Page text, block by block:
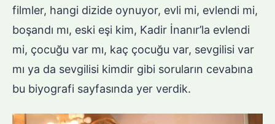
filmler, hangi dizide oynuyor, evli mi, evlendi mi,
boşandı mı, eski eşi kim, Kadir İnanır’la evlendi
mi, çocuğu var mı, kaç çocuğu var, sevgilisi var
mı ya da sevgilisi kimdir gibi soruların cevabına
bu biyografi sayfasında yer verdik.